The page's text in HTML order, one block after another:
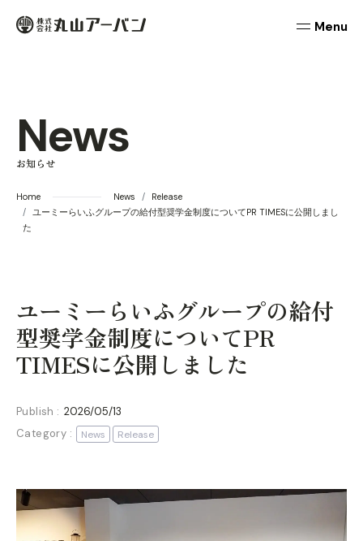
メニ
丸山アーバン
お知らせ
News
Home News
Release
ユーミーらいふグループの給付型奨学金制度についてPR TIMESに公開しまし
た
ユーミーらいふグループの給付
型奨学金制度についてPR
TIMESに公開しました
Publish : 2026/05/13
Category :
News Release